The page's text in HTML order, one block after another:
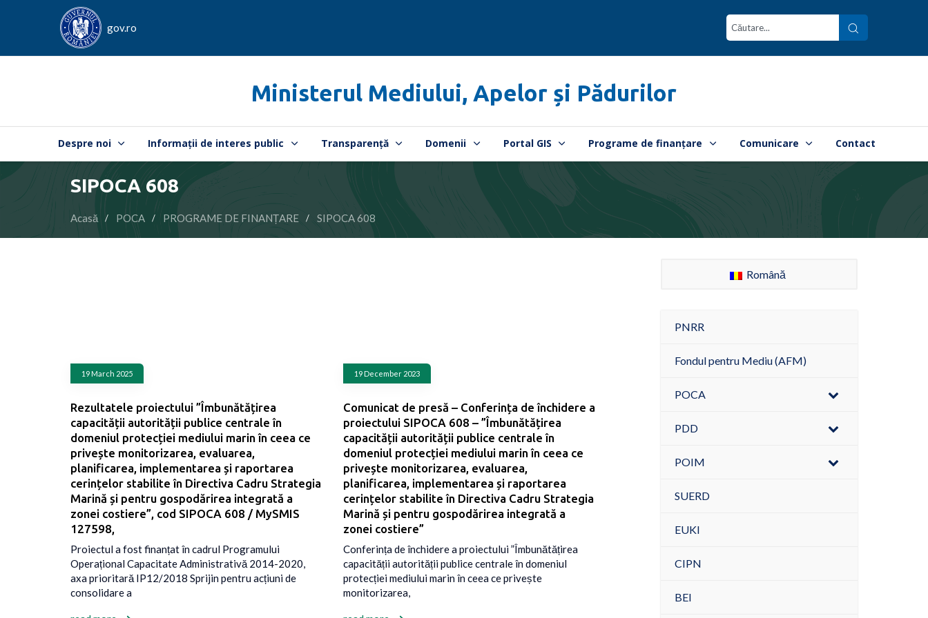
gov.ro
Ministerul Mediului, Apelor și Pădurilor
Despre noi Informații de interes public Transparență Domenii Portal GIS Programe de finanțare Comunicare Contact
SIPOCA 608
Acasă POCA PROGRAME DE FINANȚARE SIPOCA 608
19 March 2025
Rezultatele proiectului ”Îmbunătățirea
capacității autorității publice centrale în
domeniul protecției mediului marin în ceea ce
privește monitorizarea, evaluarea,
planificarea, implementarea și raportarea
cerințelor stabilite în Directiva Cadru Strategia
Marină și pentru gospodărirea integrată a
zonei costiere”, cod SIPOCA 608 / MySMIS
127598,
Proiectul a fost finanțat în cadrul Programului
Operațional Capacitate Administrativă 2014-2020,
axa prioritară IP12/2018 Sprijin pentru acțiuni de
consolidare a
19 December 2023
Comunicat de presă – Conferința de închidere a
proiectului SIPOCA 608 – ”Îmbunătățirea
capacității autorității publice centrale în
domeniul protecției mediului marin în ceea ce
privește monitorizarea, evaluarea,
planificarea, implementarea și raportarea
cerințelor stabilite în Directiva Cadru Strategia
Marină și pentru gospodărirea integrată a
zonei costiere”
Conferința de închidere a proiectului ”Îmbunătățirea
capacității autorității publice centrale în domeniul
protecției mediului marin în ceea ce privește
monitorizarea,
Română
PNRR
Fondul pentru Mediu (AFM)
POCA
PDD
POIM
SUERD
EUKI
CIPN
BEI